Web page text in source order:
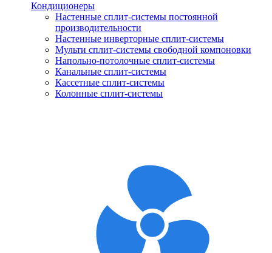
Кондиционеры
Настенные сплит-системы постоянной
производительности
Настенные инверторные сплит-системы
Мульти сплит-системы свободной компоновки
Напольно-потолочные сплит-системы
Канальные сплит-системы
Кассетные сплит-системы
Колонные сплит-системы